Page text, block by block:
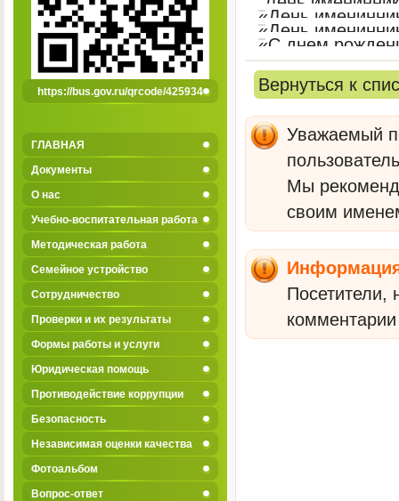
https://bus.gov.ru/qrcode/425934
ГЛАВНАЯ
Документы
О нас
Учебно-воспитательная работа
Методическая работа
Семейное устройство
Сотрудничество
Проверки и их результаты
Формы работы и услуги
Юридическая помощь
Противодействие коррупции
Безопасность
Независимая оценки качества
Фотоальбом
Вопрос-ответ
«День
«День
«С днем
Вернуться к
Уважаемый
Мы
своим
Посетители,